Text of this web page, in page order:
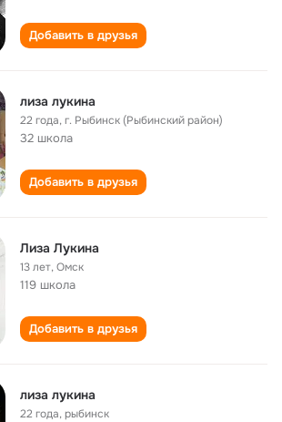
Добавить в друзья
лиза лукина
22 года,г. Рыбинск (Рыбинский район)
32 школа
Добавить в друзья
Лиза Лукина
13 лет,Омск
119 школа
Добавить в друзья
лиза лукина
22 года,рыбинск